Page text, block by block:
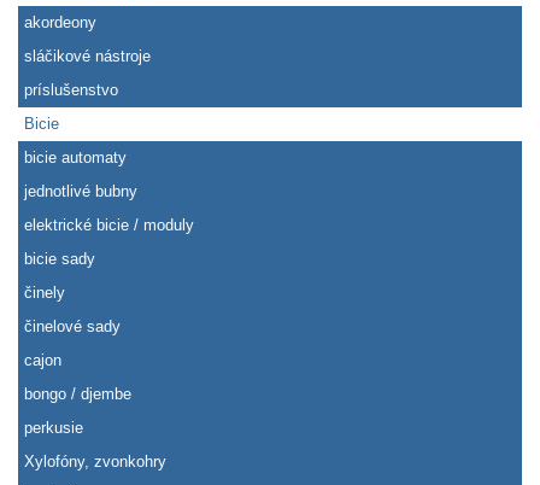
akordeony
sláčikové nástroje
príslušenstvo
Bicie
bicie automaty
jednotlivé bubny
elektrické bicie / moduly
bicie sady
činely
činelové sady
cajon
bongo / djembe
perkusie
Xylofóny, zvonkohry